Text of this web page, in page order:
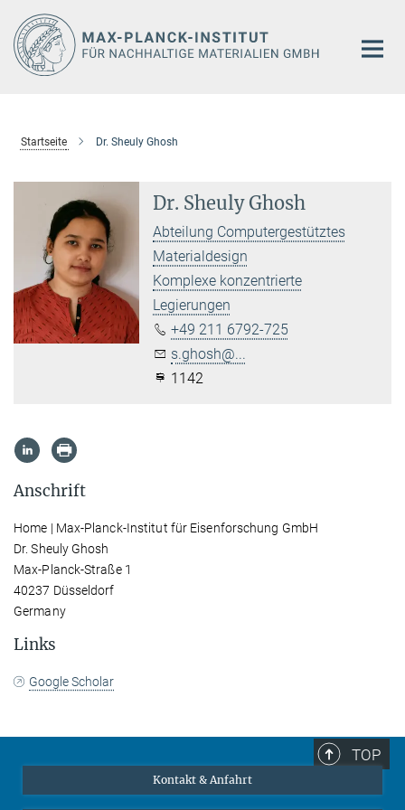
Hauptinhalt
Startseite Dr. Sheuly Ghosh
Dr. Sheuly Ghosh
Abteilung Computergestütztes
Materialdesign
Komplexe konzentrierte
Legierungen
+49 211 6792-725
s.ghosh@...
1142
Anschrift
Home | Max-Planck-Institut für Eisenforschung GmbH
Dr. Sheuly Ghosh
Max-Planck-Straße 1
40237 Düsseldorf
Germany
Links
Google Scholar
TOP
Kontakt & Anfahrt